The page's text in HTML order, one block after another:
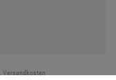
Versandkosten